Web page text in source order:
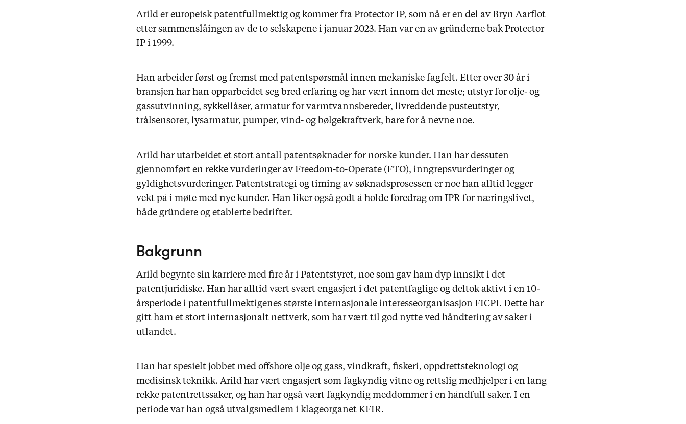
Arild er europeisk patentfullmektig og kommer fra Protector IP, som nå er en del av Bryn Aarflot
etter sammenslåingen av de to selskapene i januar 2023. Han var en av gründerne bak Protector
IP i 1999.
Han arbeider først og fremst med patentspørsmål innen mekaniske fagfelt. Etter over 30 år i
bransjen har han opparbeidet seg bred erfaring og har vært innom det meste; utstyr for olje- og
gassutvinning, sykkellåser, armatur for varmtvannsbereder, livreddende pusteutstyr,
trålsensorer, lysarmatur, pumper, vind- og bølgekraftverk, bare for å nevne noe.
Arild har utarbeidet et stort antall patentsøknader for norske kunder. Han har dessuten
gjennomført en rekke vurderinger av Freedom-to-Operate (FTO), inngrepsvurderinger og
gyldighetsvurderinger. Patentstrategi og timing av søknadsprosessen er noe han alltid legger
vekt på i møte med nye kunder. Han liker også godt å holde foredrag om IPR for næringslivet,
både gründere og etablerte bedrifter.
Bakgrunn
Arild begynte sin karriere med fire år i Patentstyret, noe som gav ham dyp innsikt i det
patentjuridiske. Han har alltid vært svært engasjert i det patentfaglige og deltok aktivt i en 10-
årsperiode i patentfullmektigenes største internasjonale interesseorganisasjon FICPI. Dette har
gitt ham et stort internasjonalt nettverk, som har vært til god nytte ved håndtering av saker i
utlandet.
Han har spesielt jobbet med offshore olje og gass, vindkraft, fiskeri, oppdrettsteknologi og
medisinsk teknikk. Arild har vært engasjert som fagkyndig vitne og rettslig medhjelper i en lang
rekke patentrettssaker, og han har også vært fagkyndig meddommer i en håndfull saker. I en
periode var han også utvalgsmedlem i klageorganet KFIR.